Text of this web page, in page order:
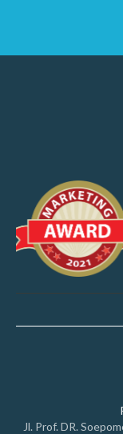
Jl. Prof. DR.